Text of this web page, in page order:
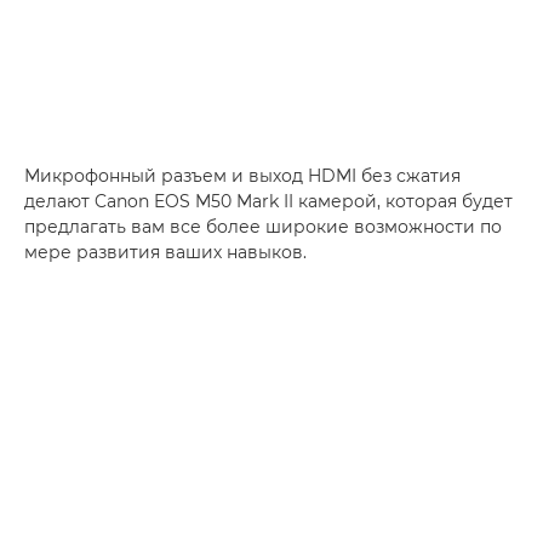
Микрофонный разъем и выход HDMI без сжатия
делают Canon EOS M50 Mark II камерой, которая будет
предлагать вам все более широкие возможности по
мере развития ваших навыков.